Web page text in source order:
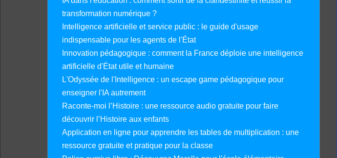
transformation numérique ?
Intelligence artificielle et service public : le guide d'usage
indispensable pour les agents de l'État
Innovation pédagogique : comment la France déploie une intelligence
artificielle d'État utile et humaine
L'Odyssée de l'Intelligence : un escape game pédagogique pour
enseigner l'IA autrement
Raconte-moi l’Histoire : une ressource audio gratuite pour faire
découvrir l’Histoire aux enfants
Application en ligne pour apprendre les tables de multiplication : une
ressource gratuite et pratique pour la classe